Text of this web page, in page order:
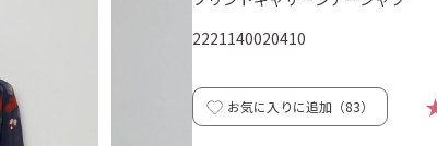
2221140020410
お気に入りに追加（83）